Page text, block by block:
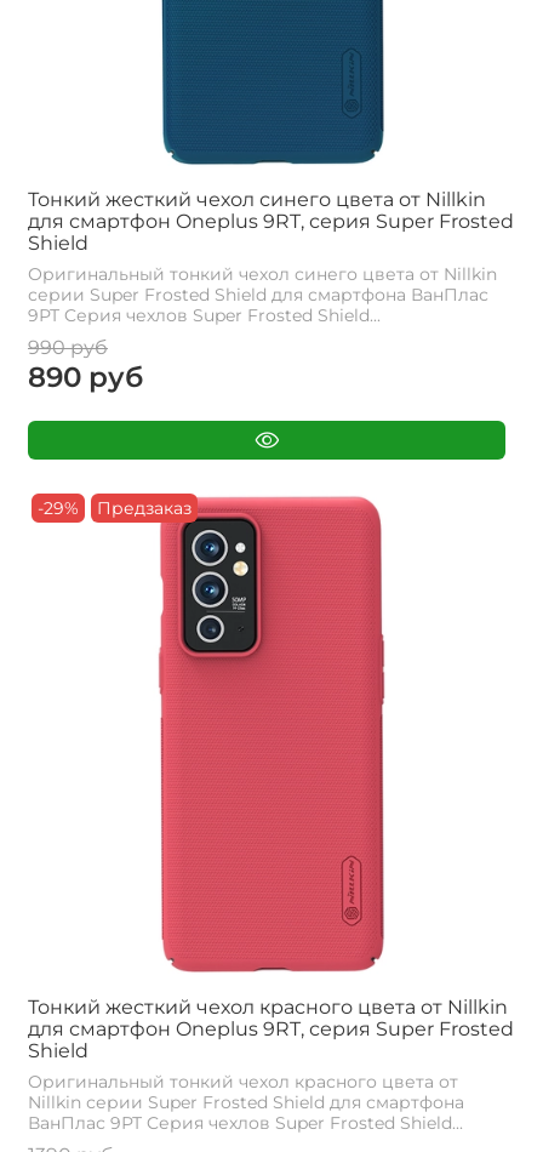
Тонкий жесткий чехол синего цвета от Nillkin
для смартфон Oneplus 9RT, серия Super Frosted
Shield
Оригинальный тонкий чехол синего цвета от Nillkin
серии Super Frosted Shield для смартфона ВанПлас
9РТ Cерия чехлов Super Frosted Shield...
990 руб
890 руб
-29% Предзаказ
Тонкий жесткий чехол красного цвета от Nillkin
для смартфон Oneplus 9RT, серия Super Frosted
Shield
Оригинальный тонкий чехол красного цвета от
Nillkin серии Super Frosted Shield для смартфона
ВанПлас 9РТ Cерия чехлов Super Frosted Shield...